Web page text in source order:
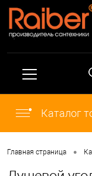
Каталог
Главная страница •